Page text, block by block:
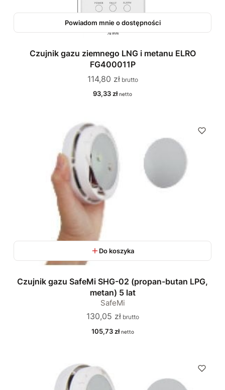
Powiadom mnie o dostępności
Czujnik gazu ziemnego LNG i metanu ELRO
FG400011P
Cena
114,80 zł
Cena
93,33 zł
Do koszyka
Czujnik gazu SafeMi SHG-02 (propan-butan LPG,
metan) 5 lat
SafeMi
Cena
130,05 zł
Cena
105,73 zł